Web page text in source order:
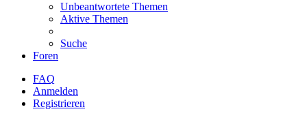
Unbeantwortete Themen
Aktive Themen
Suche
Foren
FAQ
Anmelden
Registrieren